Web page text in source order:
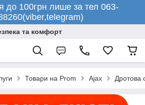
до 100грн лише за тел 063-
та комфорт
Товари на Prom Ajax Дротова